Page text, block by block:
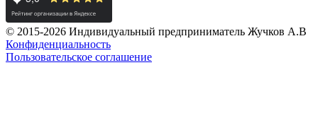
© 2015-2026 Индивидуальный предприниматель Жучков А.В
Конфиденциальность
Пользовательское соглашение